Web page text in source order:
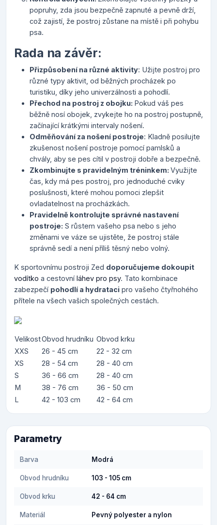
popruhy, zda jsou bezpečně zapnuté a pevně drží,
což zajistí, že postroj zůstane na místě i při pohybu
psa.
Rada na závěr:
Přizpůsobení na různé aktivity: Užijte postroj pro
různé typy aktivit, od běžných procházek po
turistiku, díky jeho univerzálnosti a pohodlí.
Přechod na postroj z obojku: Pokud váš pes
běžně nosí obojek, zvykejte ho na postroj postupně,
začínající krátkými intervaly nošení.
Odměňování za nošení postroje: Kladně posilujte
zkušenost nošení postroje pomocí pamlsků a
chvály, aby se pes cítil v postroji dobře a bezpečně.
Zkombinujte s pravidelným tréninkem: Využijte
čas, kdy má pes postroj, pro jednoduché cviky
poslušnosti, které mohou pomoci zlepšit
ovladatelnost na procházkách.
Pravidelně kontrolujte správné nastavení
postroje: S růstem vašeho psa nebo s jeho
změnami ve váze se ujistěte, že postroj stále
správně sedí a není příliš těsný nebo volný.
K sportovnímu postroji Zed doporučujeme dokoupit
vodítko a cestovní láhev pro psy. Tato kombinace
zabezpečí pohodlí a hydrataci pro vašeho čtyřnohého
přítele na všech vašich společných cestách.
VelikostObvod hrudníku Obvod krku
XXS
26 - 45 cm
22 - 32 cm
XS
28 - 54 cm
28 - 40 cm
S
36 - 66 cm
28 - 40 cm
M
38 - 76 cm
36 - 50 cm
L
42 - 103 cm 42 - 64 cm
Parametry
Barva Modrá
Obvod hrudníku 103 - 105 cm
Obvod krku 42 - 64 cm
Materiál Pevný polyester a nylon